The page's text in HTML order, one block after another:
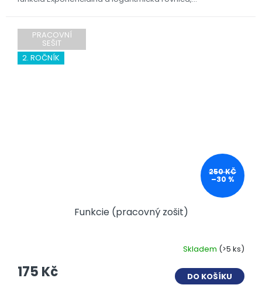
PRACOVNÍ
SEŠIT
2. ROČNÍK
250 KČ
–30 %
Funkcie (pracovný zošit)
Skladem (>5 ks)
175 Kč DO KOŠÍKU